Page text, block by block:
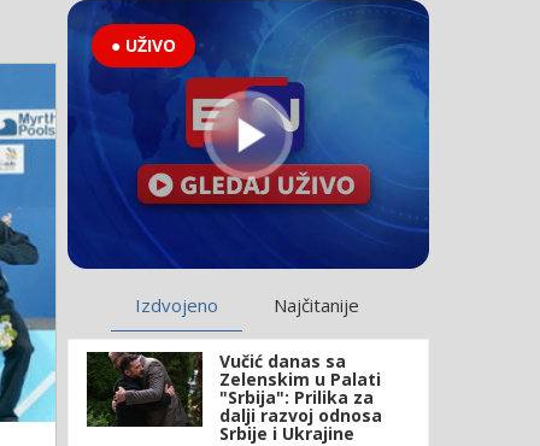
● UŽIVO
Izdvojeno Najčitanije
Vučić danas sa
Zelenskim u Palati
"Srbija": Prilika za
dalji razvoj odnosa
Srbije i Ukrajine